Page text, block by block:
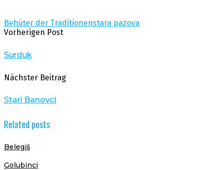
Behüter der Traditionenstara pazova
Vorherigen Post
Surduk
Nächster Beitrag
Stari Banovci
Related posts
Belegiš
Golubinci